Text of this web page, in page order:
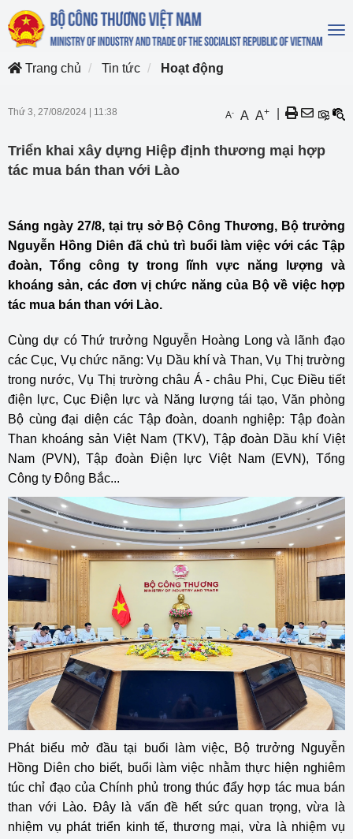
Trang chủ
Tin tức Hoạt động
Thứ 3, 27/08/2024 11:38 A- A A+
Triển khai xây dựng Hiệp định thương mại hợp
tác mua bán than với Lào
Sáng ngày 27/8, tại trụ sở Bộ Công Thương, Bộ trưởng
Nguyễn Hồng Diên đã chủ trì buổi làm việc với các Tập
đoàn, Tổng công ty trong lĩnh vực năng lượng và
khoáng sản, các đơn vị chức năng của Bộ về việc hợp
tác mua bán than với Lào.
Cùng dự có Thứ trưởng Nguyễn Hoàng Long và lãnh đạo
các Cục, Vụ chức năng: Vụ Dầu khí và Than, Vụ Thị trường
trong nước, Vụ Thị trường châu Á - châu Phi, Cục Điều tiết
điện lực, Cục Điện lực và Năng lượng tái tạo, Văn phòng
Bộ cùng đại diện các Tập đoàn, doanh nghiệp: Tập đoàn
Than khoáng sản Việt Nam (TKV), Tập đoàn Dầu khí Việt
Nam (PVN), Tập đoàn Điện lực Việt Nam (EVN), Tổng
Công ty Đông Bắc...
Phát biểu mở đầu tại buổi làm việc, Bộ trưởng Nguyễn
Hồng Diên cho biết, buổi làm việc nhằm thực hiện nghiêm
túc chỉ đạo của Chính phủ trong thúc đẩy hợp tác mua bán
than với Lào. Đây là vấn đề hết sức quan trọng, vừa là
nhiệm vụ phát triển kinh tế, thương mại, vừa là nhiệm vụ